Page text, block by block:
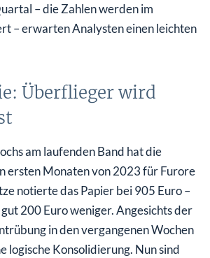
– die Zahlen werden im
– erwarten Analysten einen leichten
Überflieger wird
am laufenden Band hat die
ersten Monaten von 2023 für Furore
notierte das Papier bei 905 Euro –
200 Euro weniger. Angesichts der
in den vergangenen Wochen
logische Konsolidierung. Nun sind